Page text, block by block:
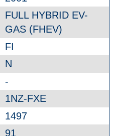
FULL HYBRID EV-
GAS (FHEV)
FI
N
-
1NZ-FXE
1497
91